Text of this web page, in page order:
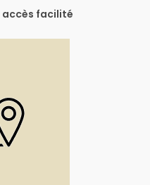
accès facilité